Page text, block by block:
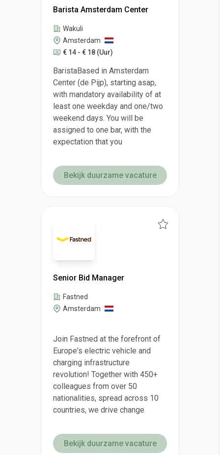
Barista Amsterdam Center
Wakuli
Amsterdam
€ 14 - € 18 (Uur)
BaristaBased in Amsterdam
Center (de Pijp), starting asap,
with mandatory availability of at
least one weekday and one/two
weekend days. You will be
assigned to one bar, with the
expectation that you
Bekijk duurzame vacature
Senior Bid Manager
Fastned
Amsterdam
Join Fastned at the forefront of
Europe's electric vehicle and
charging infrastructure
revolution! Together with 450+
colleagues from over 50
nationalities, spread across 10
countries, we drive change
Bekijk duurzame vacature